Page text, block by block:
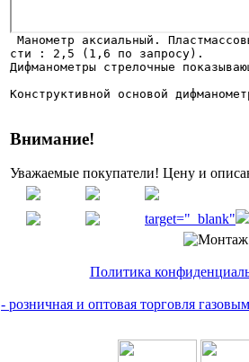
сти : 2,5 (1,6 по запросу).
Дифманометры стрелочные
Конструктивной основой
Внимание!
Уважаемые покупатели! Цену и
target="_blank"
Политика
- розничная и оптовая торговля